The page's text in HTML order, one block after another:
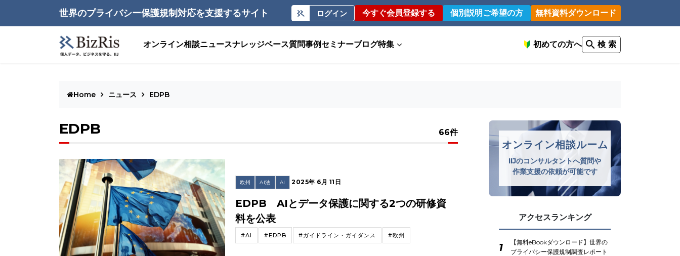
世界のプライバシー保護規制対応を支援するサイト ログイン 今すぐ会員登録する 個別説明ご希望の方 無料資料ダウンロード
オンライン相談ニュースナレッジベース質問事例 セミナーブログ特集 初めての方へ 検 索
Home ニュース EDPB
EDPB 66件
欧州 AI法 AI 2025年 6月 11日
EDPB AIとデータ保護に関する2つの研修資
料を公表
#AI #EDPB #ガイドライン・ガイダンス #欧州
オンライン相談ルーム
IIJのコンサルタントへ質問や
作業支援の依頼が可能です
アクセスランキング
1
【無料eBookダウンロード】世界の
プライバシー保護規制調査レポート